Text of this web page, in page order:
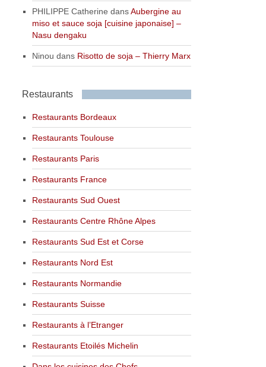
PHILIPPE Catherine dansAubergine au
miso et sauce soja [cuisine japonaise] –
Nasu dengaku
Ninou dans Risotto de soja – Thierry Marx
Restaurants
Restaurants Bordeaux
Restaurants Toulouse
Restaurants Paris
Restaurants France
Restaurants Sud Ouest
Restaurants Centre Rhône Alpes
Restaurants Sud Est et Corse
Restaurants Nord Est
Restaurants Normandie
Restaurants Suisse
Restaurants à l’Etranger
Restaurants Etoilés Michelin